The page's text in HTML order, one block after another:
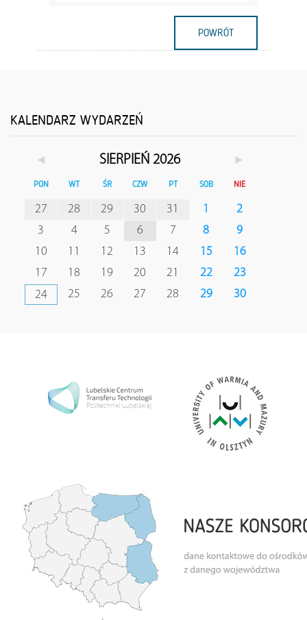
POWRÓT
KALENDARZ WYDARZEŃ
◄ SIERPIEŃ 2026 ►
PON WT ŚR CZW PT SOB NIE
27 28 29 30 31 1
2
3
4 5 6 7 8
9
10
11 12 13 14 15
16
17
18 19 20 21 22
23
24
25 26 27 28 29 30